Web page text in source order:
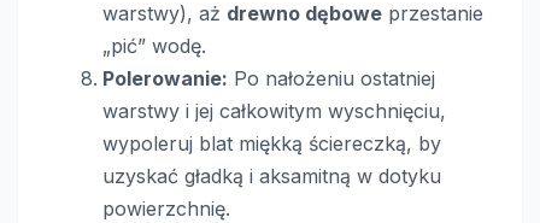
warstwy), aż drewno dębowe przestanie
„pić” wodę.
Polerowanie: Po nałożeniu ostatniej
warstwy i jej całkowitym wyschnięciu,
wypoleruj blat miękką ściereczką, by
uzyskać gładką i aksamitną w dotyku
powierzchnię.